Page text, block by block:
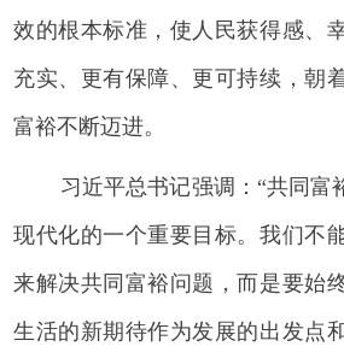
效的根本标准，使人民获得感、
充实、更有保障、更可持续，朝
富裕不断迈进。
习近平总书记强调：“共同富
现代化的一个重要目标。我们不
来解决共同富裕问题，而是要始
生活的新期待作为发展的出发点